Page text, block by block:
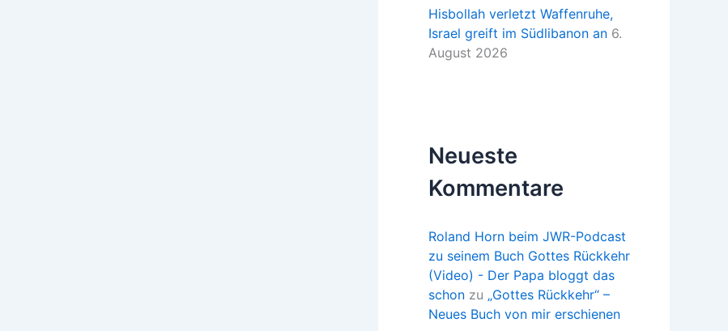
Hisbollah verletzt Waffenruhe,
Israel greift im Südlibanon an 6.
August 2026
Neueste
Kommentare
Roland Horn beim JWR-Podcast
zu seinem Buch Gottes Rückkehr
(Video) - Der Papa bloggt das
schon zu „Gottes Rückkehr“ –
Neues Buch von mir erschienen